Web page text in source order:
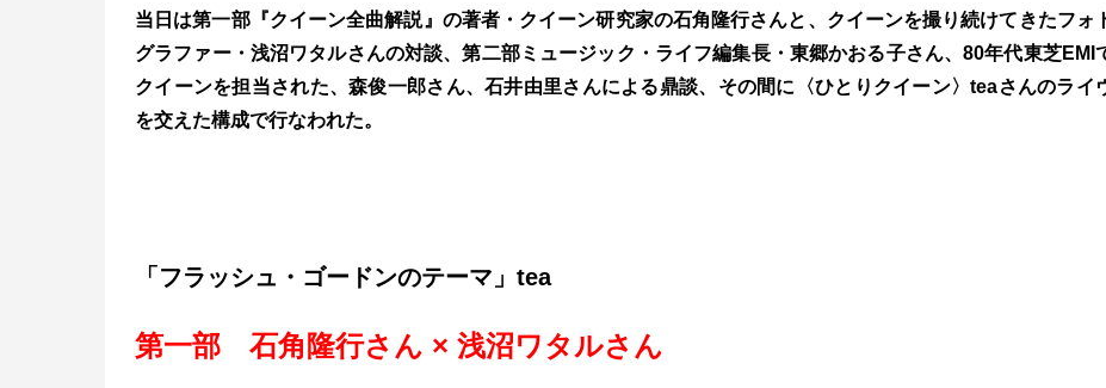
当日は第一部『クイーン全曲解説』の著者・クイーン研究家の石角隆行さんと、クイーンを撮り続けてきたフォ
グラファー・浅沼ワタルさんの対談、第二部ミュージック・ライフ編集長・東郷かおる子さん、80年代東芝EMI
クイーンを担当された、森俊一郎さん、石井由里さんによる鼎談、その間に〈ひとりクイーン〉teaさんのライ
を交えた構成で行なわれた。
「フラッシュ・ゴードンのテーマ」tea
第一部 石角隆行さん × 浅沼ワタルさん